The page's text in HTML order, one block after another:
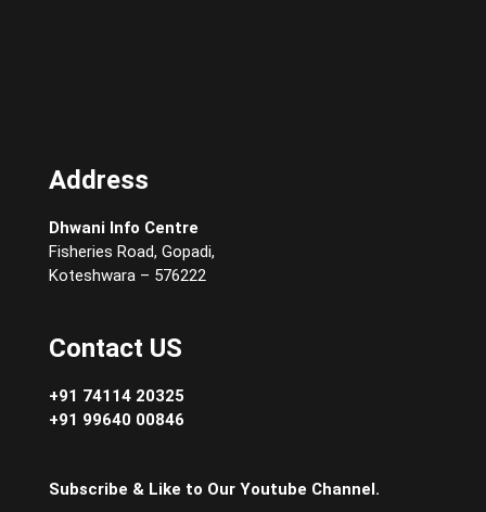
Address
Dhwani Info Centre
Fisheries Road, Gopadi,
Koteshwara – 576222
Contact US
+91 74114 20325
+91 99640 00846
Subscribe & Like to Our Youtube Channel.